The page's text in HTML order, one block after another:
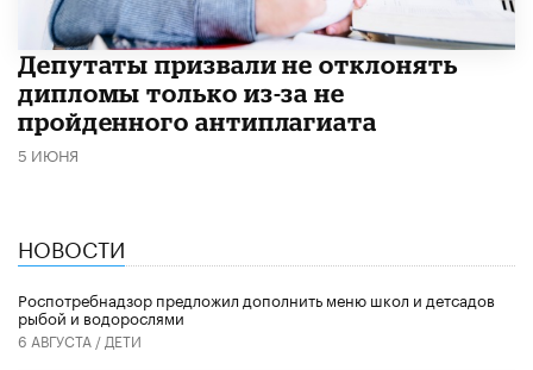
Депутаты призвали не отклонять
дипломы только из-за не
пройденного антиплагиата
5 ИЮНЯ
НОВОСТИ
Роспотребнадзор предложил дополнить меню школ и детсадов
рыбой и водорослями
6 АВГУСТА / ДЕТИ